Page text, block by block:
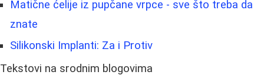
Matične ćelije iz pupčane vrpce - sve što treba da
znate
Silikonski Implanti: Za i Protiv
Tekstovi na srodnim blogovima